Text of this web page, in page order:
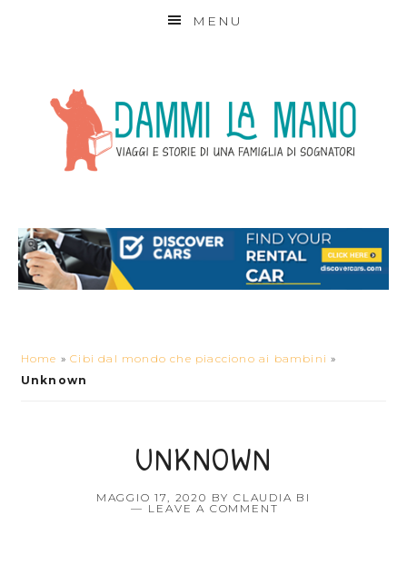
MENU
Home »Cibi dal mondo che piacciono ai bambini »
Unknown
UNKNOWN
MAGGIO 17, 2020 BYCLAUDIA BI
LEAVE A COMMENT